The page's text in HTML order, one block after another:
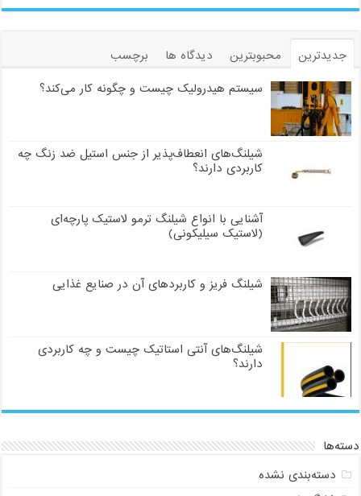
جدیدترین محبوبترین دیدگاه ها
برچسب
سیستم هیدرولیک چیست و چگونه کار می‌کند؟
شیلنگ‌های انعطاف‌پذیر از جنس استیل ضد زنگ چه
کاربردی دارند؟
آشنایی با انواع شیلنگ ترمو لاستیک پارچه‌ای
(لاستیک سیلیکونی)
شیلنگ فریز و کاربردهای آن در صنایع غذایی
شیلنگ‌های آنتی استاتیک چیست و چه کاربردی
دارند؟
دسته‌ها
دسته‌بندی نشده